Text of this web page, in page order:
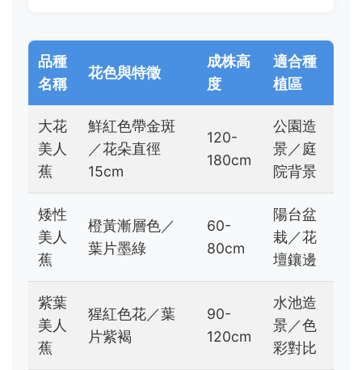
品種
名稱
花色與特徵
成株高
度
適合種
植區
大花
美人
蕉
鮮紅色帶金斑
／花朵直徑
15cm
120-
180cm
公園造
景／庭
院背景
矮性
美人
蕉
橙黃漸層色／
葉片墨綠
60-
80cm
陽台盆
栽／花
壇鑲邊
紫葉
美人
蕉
猩紅色花／葉
片紫褐
90-
120cm
水池造
景／色
彩對比